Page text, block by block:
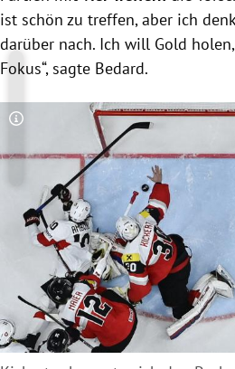
ist schön zu treffen, aber ich
darüber nach. Ich will Gold
Fokus“, sagte Bedard.
Copyright-Hinweis öffnen/